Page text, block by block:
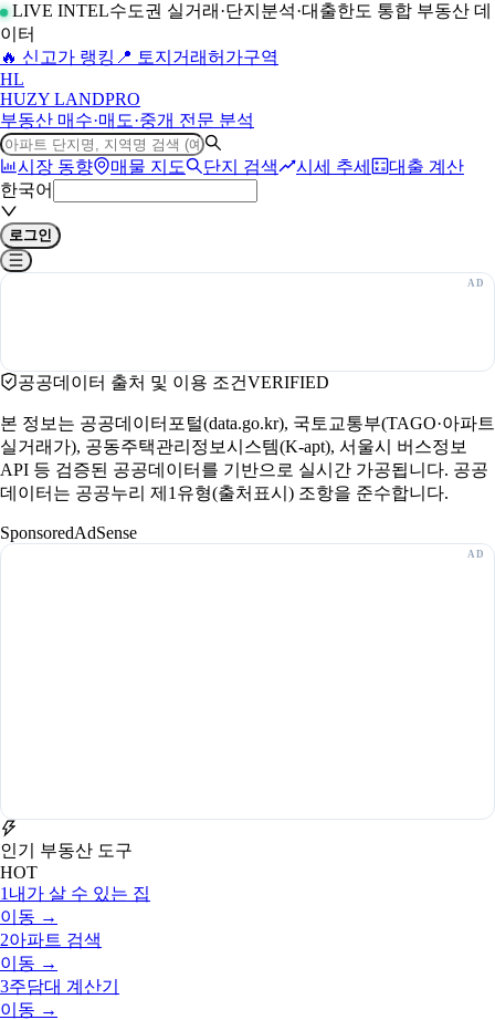
LIVE INTEL수도권 실거래·단지분석·대출한도 통합 부동산 데
이터
🔥 신고가 랭킹 📍 토지거래허가구역
HL
HUZY LANDPRO
부동산 매수·매도·중개 전문 분석
시장 동향 매물 지도 단지 검색 시세 추세
대출 계산
한국어
로그인
공공데이터 출처 및 이용 조건VERIFIED
본 정보는 공공데이터포털(data.go.kr), 국토교통부(TAGO·아파트
실거래가), 공동주택관리정보시스템(K-apt), 서울시 버스정보
API 등 검증된 공공데이터를 기반으로 실시간 가공됩니다. 공공
데이터는 공공누리 제1유형(출처표시) 조항을 준수합니다.
SponsoredAdSense
인기 부동산 도구
HOT
1 내가 살 수 있는 집
이동 →
2아파트 검색
이동 →
3주담대 계산기
이동 →